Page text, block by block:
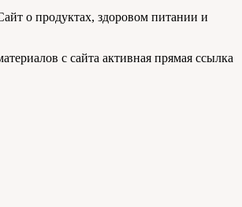
о продуктах, здоровом питании и
с сайта активная прямая ссылка